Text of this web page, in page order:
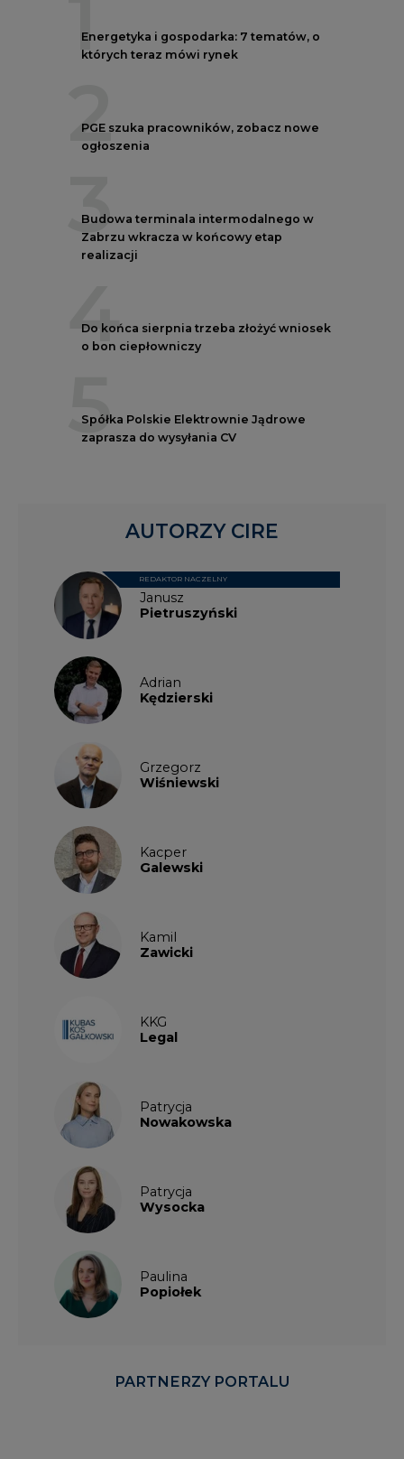
1
Energetyka i gospodarka: 7 tematów, o
których teraz mówi rynek
2
PGE szuka pracowników, zobacz nowe
ogłoszenia
3
Budowa terminala intermodalnego w
Zabrzu wkracza w końcowy etap
realizacji
4
Do końca sierpnia trzeba złożyć wniosek
o bon ciepłowniczy
5
Spółka Polskie Elektrownie Jądrowe
zaprasza do wysyłania CV
Janusz
Pietruszyński
REDAKTOR NACZELNY
Adrian
Kędzierski
Grzegorz
Wiśniewski
Kacper
Galewski
Kamil
Zawicki
KKG
Legal
Patrycja
Nowakowska
Patrycja
Wysocka
Paulina
Popiołek
AUTORZY CIRE
PARTNERZY PORTALU